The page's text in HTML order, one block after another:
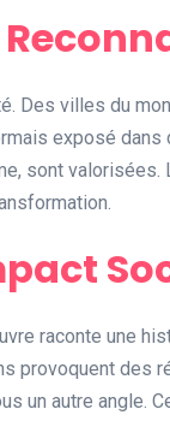
Des villes du
exposé
sont valorisées.
raconte une
provoquent des
un autre angle.